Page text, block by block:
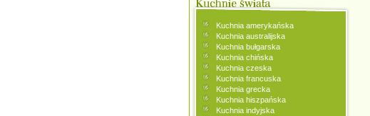
Kuchnia amerykańska
Kuchnia australijska
Kuchnia bułgarska
Kuchnia chińska
Kuchnia czeska
Kuchnia francuska
Kuchnia grecka
Kuchnia hiszpańska
Kuchnia indyjska